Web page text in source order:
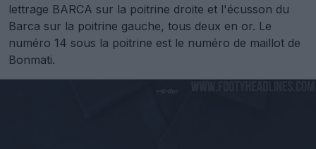
lettrage BARCA sur la poitrine droite et l'écusson du
Barca sur la poitrine gauche, tous deux en or. Le
numéro 14 sous la poitrine est le numéro de maillot de
Bonmati.